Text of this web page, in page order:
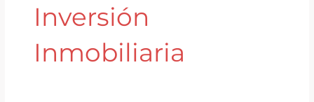
Inversión
Inmobiliaria